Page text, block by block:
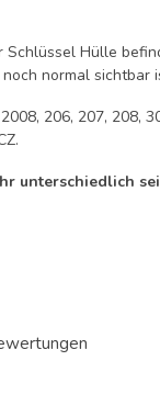
Hülle
normal sichtbar
206, 207, 208,
unterschiedlich